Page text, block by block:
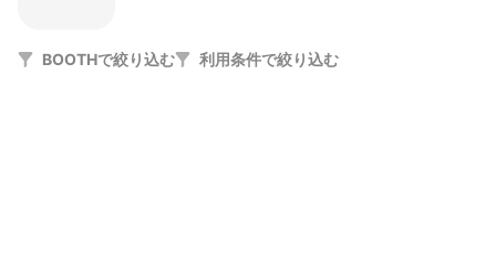
BOOTHで絞り込む 利用条件で絞り込む